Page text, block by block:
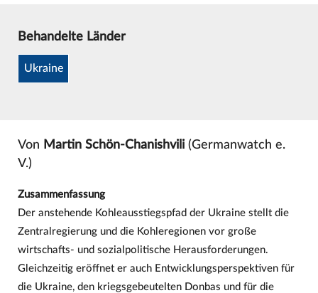
Behandelte Länder
Ukraine
Von Martin Schön-Chanishvili(Germanwatch e.
V.)
Zusammenfassung
Der anstehende Kohleausstiegspfad der Ukraine stellt die
Zentralregierung und die Kohleregionen vor große
wirtschafts- und sozialpolitische Herausforderungen.
Gleichzeitig eröffnet er auch Entwicklungsperspektiven für
die Ukraine, den kriegsgebeutelten Donbas und für die